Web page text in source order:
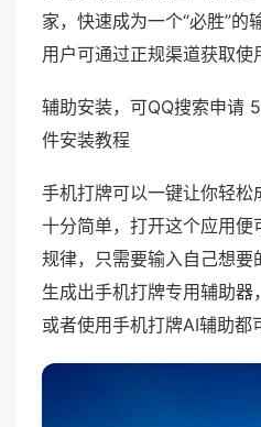
家，快速成为一个“必胜”的
用户可通过正规渠道获取使
辅助安装，可QQ搜索申请
件安装教程
手机打牌可以一键让你轻松
十分简单，打开这个应用
规律，只需要输入自己想要
生成出手机打牌专用辅助
或者使用手机打牌AI辅助都